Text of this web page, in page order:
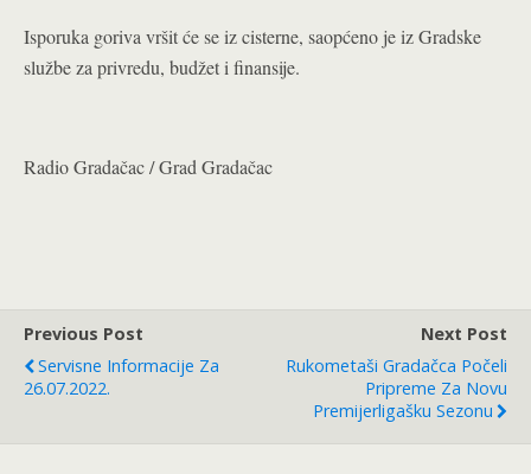
Isporuka goriva vršit će se iz cisterne, saopćeno je iz Gradske
službe za privredu, budžet i finansije.
Radio Gradačac / Grad Gradačac
Previous Post
Servisne Informacije Za
26.07.2022.
Next Post
Rukometaši Gradačca Počeli
Pripreme Za Novu
Premijerligašku Sezonu